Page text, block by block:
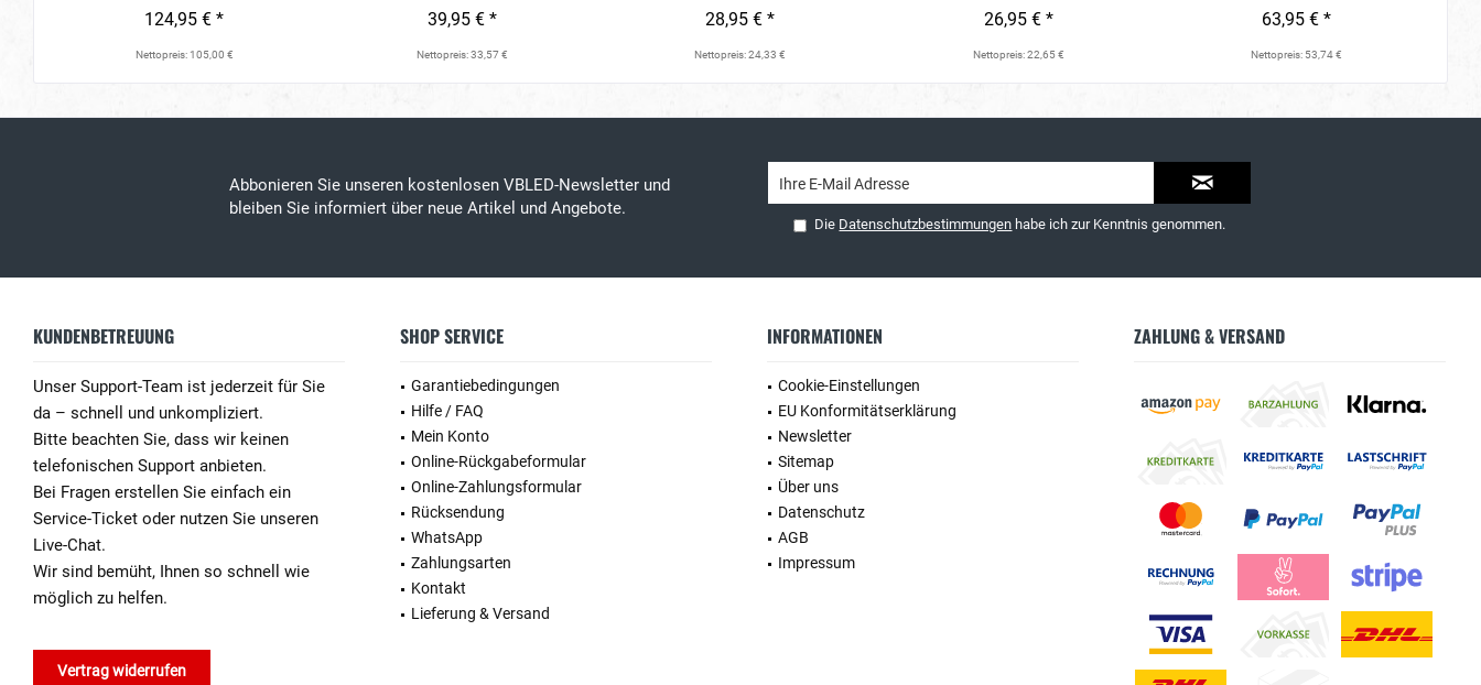
124,95 € *
Nettopreis: 105,00 €
39,95 € *
Nettopreis: 33,57 €
28,95 € *
Nettopreis: 24,33 €
26,95 € *
Nettopreis: 22,65 €
63,95 € *
Nettopreis: 53,74 €
Abbonieren Sie unseren kostenlosen VBLED-Newsletter und
bleiben Sie informiert über neue Artikel und Angebote.
Die Datenschutzbestimmungen habe ich zur Kenntnis genommen.
KUNDENBETREUUNG
Unser Support-Team ist jederzeit für Sie
da – schnell und unkompliziert.
Bitte beachten Sie, dass wir keinen
telefonischen Support anbieten.
Bei Fragen erstellen Sie einfach ein
Service-Ticket oder nutzen Sie unseren
Live-Chat.
Wir sind bemüht, Ihnen so schnell wie
möglich zu helfen.
Vertrag widerrufen
SHOP SERVICE
Garantiebedingungen
Hilfe / FAQ
Mein Konto
Online-Rückgabeformular
Online-Zahlungsformular
Rücksendung
WhatsApp
Zahlungsarten
Kontakt
Lieferung & Versand
INFORMATIONEN
Cookie-Einstellungen
EU Konformitätserklärung
Newsletter
Sitemap
Über uns
Datenschutz
AGB
Impressum
ZAHLUNG & VERSAND